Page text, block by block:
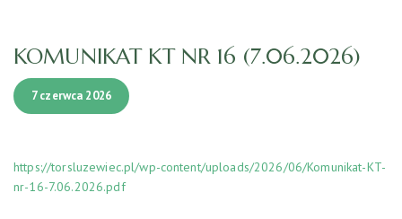
KOMUNIKAT KT NR 16 (7.06.2026)
7 czerwca 2026
https://torsluzewiec.pl/wp-content/uploads/2026/06/Komunikat-KT-
nr-16-7.06.2026.pdf